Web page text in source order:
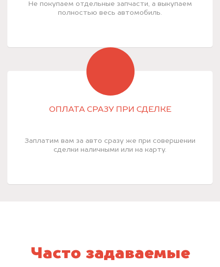
Не покупаем отдельные запчасти, а выкупаем
полностью весь автомобиль.
ОПЛАТА СРАЗУ ПРИ СДЕЛКЕ
Заплатим вам за авто сразу же при совершении
сделки наличными или на карту.
Часто задаваемые